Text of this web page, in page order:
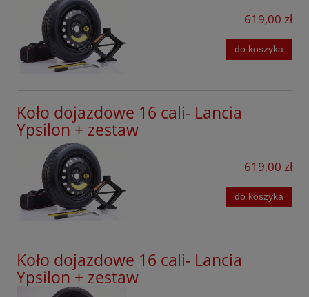
619,00 zł
do koszyka
Koło dojazdowe 16 cali- Lancia
Ypsilon + zestaw
619,00 zł
do koszyka
Koło dojazdowe 16 cali- Lancia
Ypsilon + zestaw